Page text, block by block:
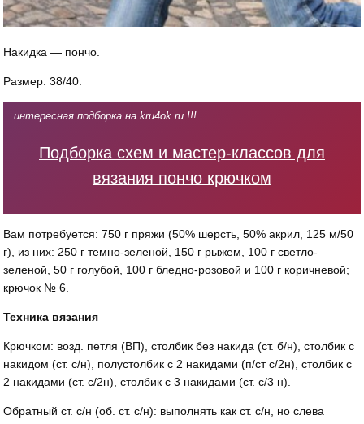
Накидка — пончо.
Размер: 38/40.
интересная подборка на kru4ok.ru !!!
Подборка схем и мастер-классов для
вязания пончо крючком
Вам потребуется: 750 г пряжи (50% шерсть, 50% акрил, 125 м/50
г), из них: 250 г темно-зеленой, 150 г рыжем, 100 г светло-
зеленой, 50 г голубой, 100 г бледно-розовой и 100 г коричневой;
крючок № 6.
Техника вязания
Крючком: возд. петля (ВП), столбик без накида (ст. б/н), столбик с
накидом (ст. с/н), полустолбик с 2 накидами (п/ст с/2н), столбик с
2 накидами (ст. с/2н), столбик с 3 накидами (ст. с/3 н).
Обратный ст. с/н (об. ст. с/н): выполнять как ст. с/н, но слева